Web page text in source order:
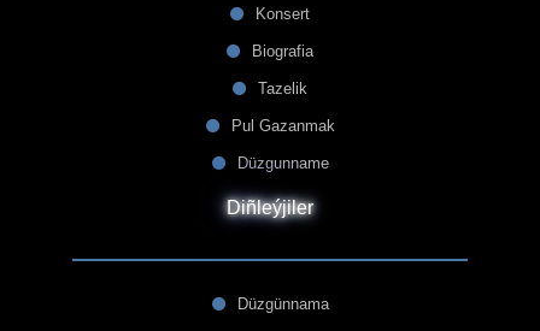
Konsert
Biografia
Tazelik
Pul Gazanmak
Düzgunname
Diñleýjiler
Düzgünnama